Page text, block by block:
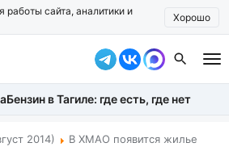
сайта, аналитики и
Хорошо
Бензин в Тагиле: где есть, где нет
2014)
В ХМАО появится жилье